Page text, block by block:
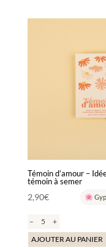
19,90€.
Témoin d’amour –
témoin à semer
2,90€
–
+
AJOUTER AU PANIER